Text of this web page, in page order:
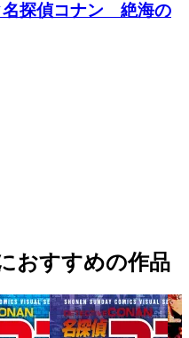
名探偵コナン 絶海の
おすすめの作品